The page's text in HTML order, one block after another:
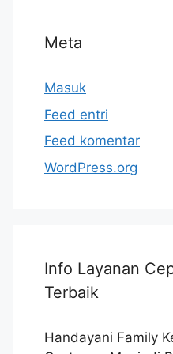
Meta
Masuk
Feed entri
Feed komentar
WordPress.org
Info Layanan
Terbaik
Handayani Family